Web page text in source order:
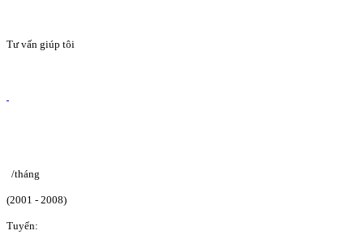
Tư vấn giúp tôi
/tháng
(2001 - 2008)
Tuyển: